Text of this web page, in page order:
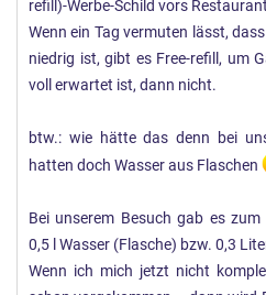
refill)-Werbe-Schild vors
Wenn ein Tag vermuten lässt,
niedrig ist, gibt es Free-refill, um
voll erwartet ist, dann nicht.
btw.: wie hätte das denn bei
hatten doch Wasser aus Flaschen
Bei unserem Besuch gab es
0,5 l Wasser (Flasche) bzw. 0,3
Wenn ich mich jetzt nicht